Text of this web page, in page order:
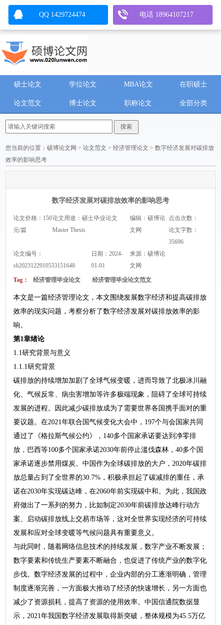
硕士论文 学位论文 MBA论文 在职硕士
论文范文 博士论文 职称论文 全部分类
您当前的位置：硕博论文网 >论文范文 >经济管理论文 > 数字经济发展对碳排放
效率的影响思考
数字经济发展对碳排放效率的影响思考
论文价格：150
元/篇
论文用途：硕士毕业论文
Master Thesis
编辑：硕博论
文网
点击次数：
论文字数：
35696
论文编号：
sb2023122910533151648
日期：2024-
01-01
来源：硕博论
文网
Tag： 经济管理毕业论文 经济管理毕业论文范文
本文是一篇经济管理论文，本文围绕发展数字经济和提高碳排放
效率的现实问题，考察分析了数字经济发展对碳排放效率的影
响。
第1章绪论
1.1研究背景与意义
1.1.1研究背景
碳排放的持续增加加剧了全球气候变暖，进而导致了北极冰川融
化、气候反常、病虫害增加等许多极端现象，阻碍了全球可持续
发展的进程。因此减少碳排放成为了需要世界各国携手面对的重
要议题。在2021年联合国气候变化大会中，197个与会国家共同
通过了《格拉斯气候公约》，140多个国家承诺要达到净零排
放，巴西等100多个国家承诺2030年前停止滥伐森林，40多个国
家承诺逐步禁用煤炭。中国作为全球碳排放的大户，2020年碳排
放总量占到了全世界的30.7%，积极承担起了碳减排的重任，承
诺在2030年实现碳达峰，在2060年前实现碳中和。为此，我国政
府做出了一系列的努力，比如制定2030年前碳排放达峰行动方
案、启动碳排放线上交易市场等，这对全世界实现经济的可持续
发展和应对全球变暖等气候问题具有重要意义。
与此同时，随着网络信息技术的持续发展，数字产业不断发展；
数字要素和传统生产要素不断融合，也促进了传统产业的数字化
步伐。数字经济发展的过程中，企业内部的分工逐渐明确，管理
制度逐渐完善，一方面极大推动了经济的快速增长，另一方面也
减少了资源损耗，提高了资源的使用效率。中国信通院数据显
示，2021年我国数字经济发展取得新突破，整体规模为45.5万亿
QQ 1429724474 电话 18964107217